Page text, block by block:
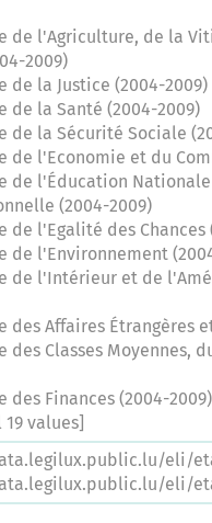
de l'Agriculture, de la
2009)
de la Justice (2004-2009)
de la Santé (2004-2009)
de la Sécurité Sociale
de l'Economie et du
de l'Éducation
(2004-2009)
de l'Egalité des Chances
de l'Environnement
de l'Intérieur et de
des Affaires Étrangères
des Classes Moyennes,
des Finances (2004-2009)
19 values]
eli/
eli/